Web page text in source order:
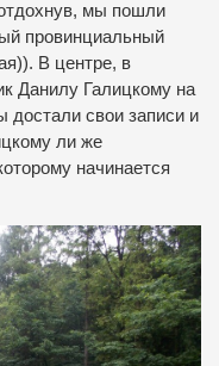
мы пошли
провинциальный
В центре, в
Данилу Галицкому на
достали свои записи и
ли же
начинается